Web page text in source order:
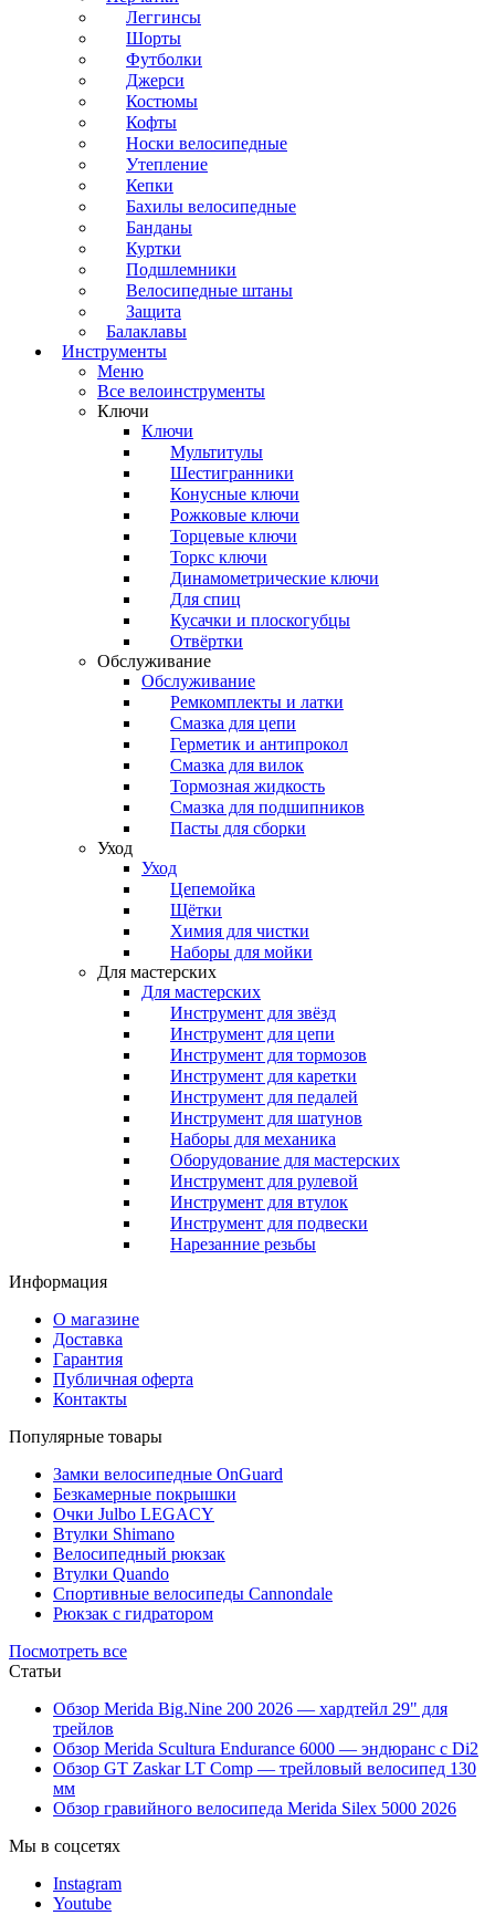
Леггинсы
Шорты
Футболки
Джерси
Костюмы
Кофты
Носки велосипедные
Утепление
Кепки
Бахилы велосипедные
Банданы
Куртки
Подшлемники
Велосипедные штаны
Защита
Балаклавы
Инструменты
Меню
Все велоинструменты
Ключи
Ключи
Мультитулы
Шестигранники
Конусные ключи
Рожковые ключи
Торцевые ключи
Торкс ключи
Динамометрические ключи
Для спиц
Кусачки и плоскогубцы
Отвёртки
Обслуживание
Обслуживание
Ремкомплекты и латки
Смазка для цепи
Герметик и антипрокол
Смазка для вилок
Тормозная жидкость
Смазка для подшипников
Пасты для сборки
Уход
Уход
Цепемойка
Щётки
Химия для чистки
Наборы для мойки
Для мастерских
Для мастерских
Инструмент для звёзд
Инструмент для цепи
Инструмент для тормозов
Инструмент для каретки
Инструмент для педалей
Инструмент для шатунов
Наборы для механика
Оборудование для мастерских
Инструмент для рулевой
Инструмент для втулок
Инструмент для подвески
Нарезанние резьбы
Информация
О магазине
Доставка
Гарантия
Публичная оферта
Контакты
Популярные товары
Замки велосипедные OnGuard
Безкамерные покрышки
Очки Julbo LEGACY
Втулки Shimano
Велосипедный рюкзак
Втулки Quando
Спортивные велосипеды Cannondale
Рюкзак с гидратором
Посмотреть все
Статьи
Обзор Merida Big.Nine 200 2026 — хардтейл 29" для
трейлов
Обзор Merida Scultura Endurance 6000 — эндюранс с Di2
Обзор GT Zaskar LT Comp — трейловый велосипед 130
мм
Обзор гравийного велосипеда Merida Silex 5000 2026
Мы в соцсетях
Instagram
Youtube